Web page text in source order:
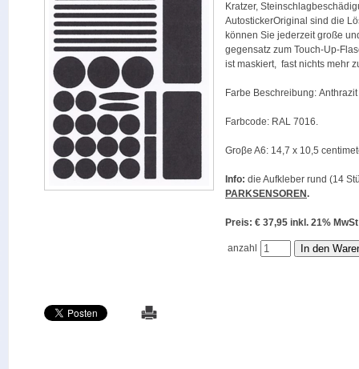
Kratzer,
AutostickerOriginal sind die
können Sie jederzeit große
gegensatz zum Touch-Up-
ist maskiert, fast nichts mehr
Farbe Beschreibung:
Farbcode: RAL 7016.
Groβe A6: 14,7 x 10,5
Info: die Aufkleber rund (14
PARKSENSOREN.
Preis: € 37,95 inkl. 21%
anzahl